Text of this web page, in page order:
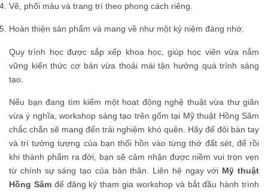
Vẽ, phối màu và trang trí theo phong cách riêng.
Hoàn thiện sản phẩm và mang về như một kỷ niệm đáng nhớ.
Quy trình học được sắp xếp khoa học, giúp học viên vừa nắm
vững kiến thức cơ bản vừa thoải mái tận hưởng quá trình sáng
tạo.
Nếu bạn đang tìm kiếm một hoạt động nghệ thuật vừa thư giãn
vừa ý nghĩa, workshop sáng tạo trên gốm tại Mỹ thuật Hồng Sâm
chắc chắn sẽ mang đến trải nghiệm khó quên. Hãy để đôi bàn tay
và trí tưởng tượng của bạn thổi hồn vào từng thớ đất sét, để rồi
khi thành phẩm ra đời, bạn sẽ cảm nhận được niềm vui trọn vẹn
từ chính sự sáng tạo của bản thân. Liên hệ ngay với Mỹ thuật
Hồng Sâmđể đăng ký tham gia workshop và bắt đầu hành trình